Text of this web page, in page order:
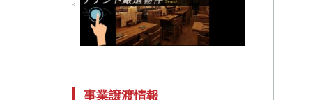
事業譲渡情報